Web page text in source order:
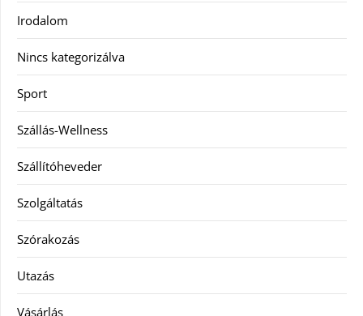
Irodalom
Nincs kategorizálva
Sport
Szállás-Wellness
Szállítóheveder
Szolgáltatás
Szórakozás
Utazás
Vásárlás